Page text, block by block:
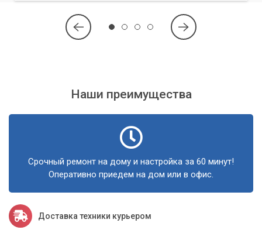
В нашей команде работают высококвалифицированные
инженеры с многолетним опытом работы в сфере ремонта
Качественные запчасти
Мы используем только проверенные и надежные запчасти,
что гарантирует долгий срок службы вашего устройства
Оперативность и надежность
Мы ценим ваше время и стремимся выполнить ремонт в
кратчайшие сроки, сохраняя при этом высокое качество
работ. На все выполненные работы предоставляется
гарантия.
Наши преимущества
Срочный ремонт на дому и настройка за 60 минут!
Оперативно приедем на дом или в офис.
Доставка техники курьером